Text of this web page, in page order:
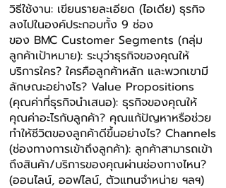
วิธีใช้งาน: เขียนรายละเอียด (ไอเดีย) ธุรกิจ
ลงไปในองค์ประกอบทั้ง 9 ช่อง
ของ BMC Customer Segments (กลุ่ม
ลูกค้าเป้าหมาย): ระบุว่าธุรกิจของคุณให้
บริการใคร? ใครคือลูกค้าหลัก และพวกเขามี
ลักษณะอย่างไร? Value Propositions
(คุณค่าที่ธุรกิจนําเสนอ): ธุรกิจของคุณให้
คุณค่าอะไรกับลูกค้า? คุณแก้ปัญหาหรือช่วย
ทําให้ชีวิตของลูกค้าดีขึ้นอย่างไร? Channels
(ช่องทางการเข้าถึงลูกค้า): ลูกค้าสามารถเข้า
ถึงสินค้า/บริการของคุณผ่านช่องทางไหน?
(ออนไลน์, ออฟไลน์, ตัวแทนจําหน่าย ฯลฯ)